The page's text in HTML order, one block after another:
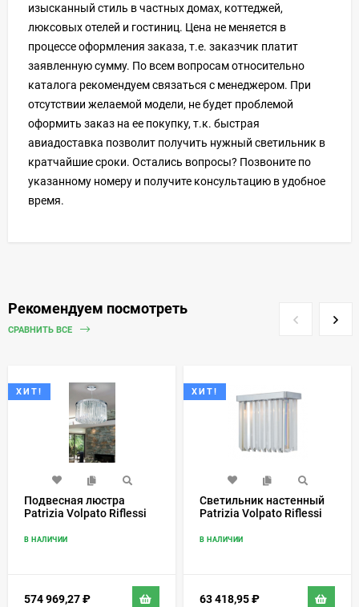
изысканный стиль в частных домах, коттеджей,
люксовых отелей и гостиниц. Цена не меняется в
процессе оформления заказа, т.е. заказчик платит
заявленную сумму. По всем вопросам относительно
каталога рекомендуем связаться с менеджером. При
отсутствии желаемой модели, не будет проблемой
оформить заказ на ее покупку, т.к. быстрая
авиадоставка позволит получить нужный светильник в
кратчайшие сроки. Остались вопросы? Позвоните по
указанному номеру и получите консультацию в удобное
время.
Рекомендуем посмотреть
СРАВНИТЬ ВСЕ
ХИТ!
Подвесная люстра
Patrizia Volpato Riflessi
В НАЛИЧИИ
574 969,27₽
ХИТ!
Светильник настенный
Patrizia Volpato Riflessi
В НАЛИЧИИ
63 418,95₽